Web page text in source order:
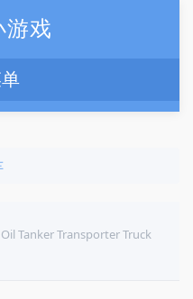
戏
Tanker Transporter Truck